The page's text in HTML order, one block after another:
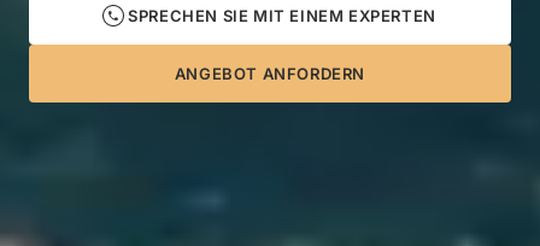
SPRECHEN SIE MIT EINEM EXPERTEN
ANGEBOT ANFORDERN